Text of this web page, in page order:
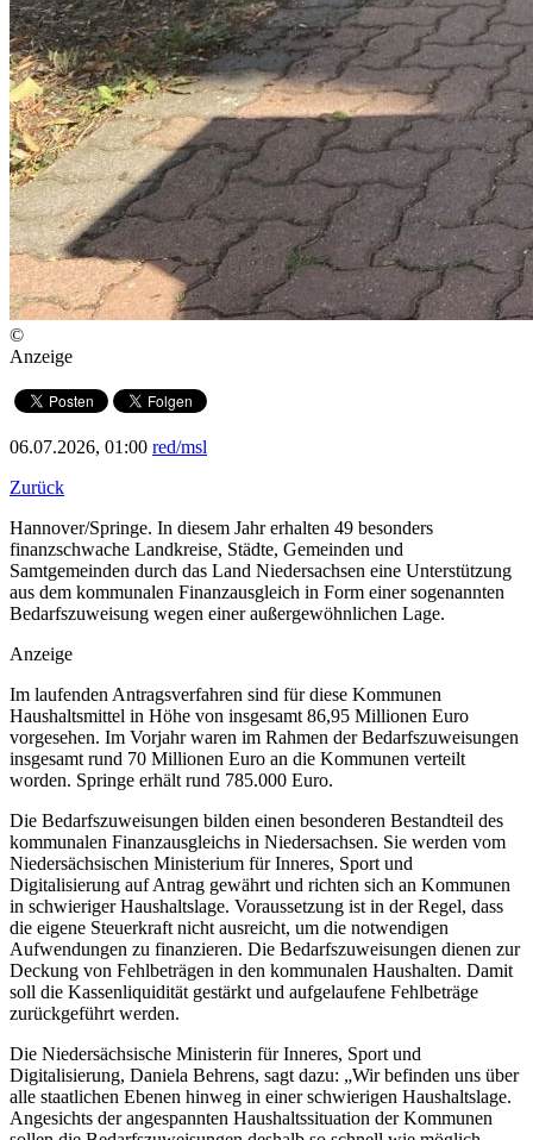
©
Anzeige
06.07.2026, 01:00 red/msl
Zurück
Hannover/Springe. In diesem Jahr erhalten 49 besonders
finanzschwache Landkreise, Städte, Gemeinden und
Samtgemeinden durch das Land Niedersachsen eine Unterstützung
aus dem kommunalen Finanzausgleich in Form einer sogenannten
Bedarfszuweisung wegen einer außergewöhnlichen Lage.
Anzeige
Im laufenden Antragsverfahren sind für diese Kommunen
Haushaltsmittel in Höhe von insgesamt 86,95 Millionen Euro
vorgesehen. Im Vorjahr waren im Rahmen der Bedarfszuweisungen
insgesamt rund 70 Millionen Euro an die Kommunen verteilt
worden. Springe erhält rund 785.000 Euro.
Die Bedarfszuweisungen bilden einen besonderen Bestandteil des
kommunalen Finanzausgleichs in Niedersachsen. Sie werden vom
Niedersächsischen Ministerium für Inneres, Sport und
Digitalisierung auf Antrag gewährt und richten sich an Kommunen
in schwieriger Haushaltslage. Voraussetzung ist in der Regel, dass
die eigene Steuerkraft nicht ausreicht, um die notwendigen
Aufwendungen zu finanzieren. Die Bedarfszuweisungen dienen zur
Deckung von Fehlbeträgen in den kommunalen Haushalten. Damit
soll die Kassenliquidität gestärkt und aufgelaufene Fehlbeträge
zurückgeführt werden.
Die Niedersächsische Ministerin für Inneres, Sport und
Digitalisierung, Daniela Behrens, sagt dazu: „Wir befinden uns über
alle staatlichen Ebenen hinweg in einer schwierigen Haushaltslage.
Angesichts der angespannten Haushaltssituation der Kommunen